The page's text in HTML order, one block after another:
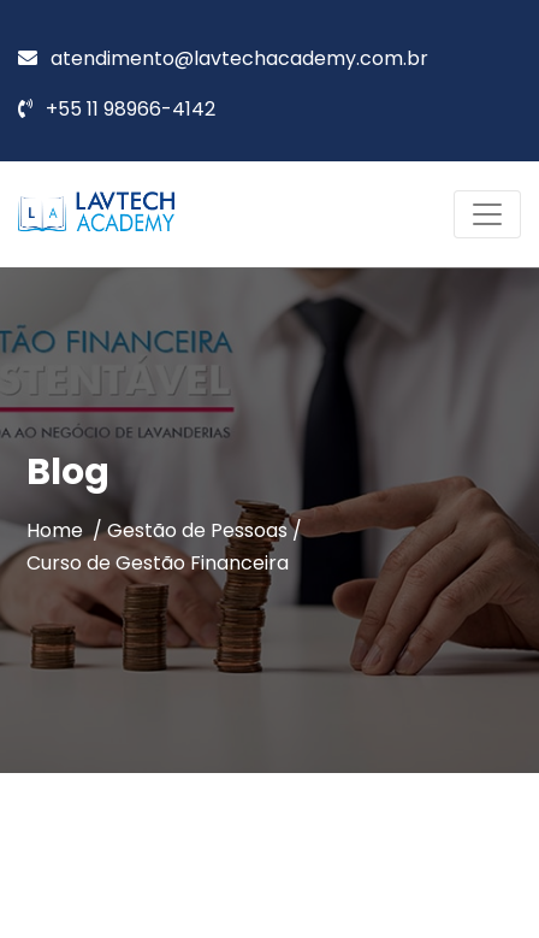
atendimento@lavtechacademy.com.br
+55 11 98966-4142
Blog
Home /Gestão de Pessoas/
Curso de Gestão Financeira